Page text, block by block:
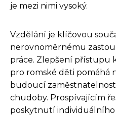
je mezi nimi vysoký.
Vzdělání je klíčovou
nerovnoměrnému
práce. Zlepšení přístupu
pro romské děti pomáhá
budoucí
chudoby. Prospívajícím
poskytnutí